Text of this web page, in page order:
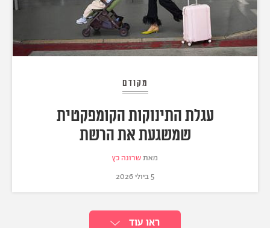
מקודם
עגלת התינוקות הקומפקטית
שמשגעת את הרשת
מאתשרונה כץ
5 ביולי 2026
ראו עוד